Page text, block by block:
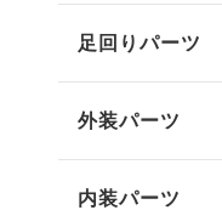
足回りパーツ
外装パーツ
内装パーツ